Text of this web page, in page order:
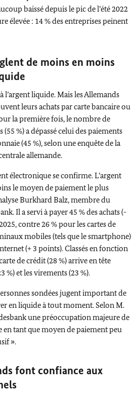
baissé depuis le pic de l’été 2022
élevée : 14 % des entreprises peinent
de moins en moins
l’argent liquide. Mais les Allemands
leurs achats par carte bancaire ou
la première fois, le nombre de
%) a dépassé celui des paiements
(45 %), selon une enquête de la
allemande.
électronique se confirme. L’argent
le moyen de paiement le plus
Burkhard Balz, membre du
. Il a servi à payer 45 % des achats (-
contre 26 % pour les cartes de
mobiles (tels que le smartphone)
(+ 3 points). Classés en fonction
de crédit (28 %) arrive en tête
%) et les virements (23 %).
sondées jugent important de
en liquide à tout moment. Selon M.
une préoccupation majeure de
en tant que moyen de paiement peu
».
font confiance aux